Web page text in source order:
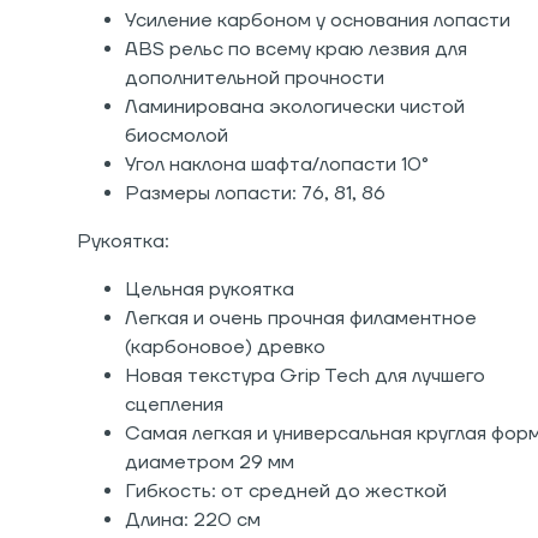
Усиление карбоном у основания лопасти
ABS рельс по всему краю лезвия для
дополнительной прочности
Ламинирована экологически чистой
биосмолой
Угол наклона шафта/лопасти 10°
Размеры лопасти: 76, 81, 86
Рукоятка:
Цельная рукоятка
Легкая и очень прочная филаментное
(карбоновое) древко
Новая текстура Grip Tech для лучшего
сцепления
Самая легкая и универсальная круглая
диаметром 29 мм
Гибкость: от средней до жесткой
Длина: 220 см